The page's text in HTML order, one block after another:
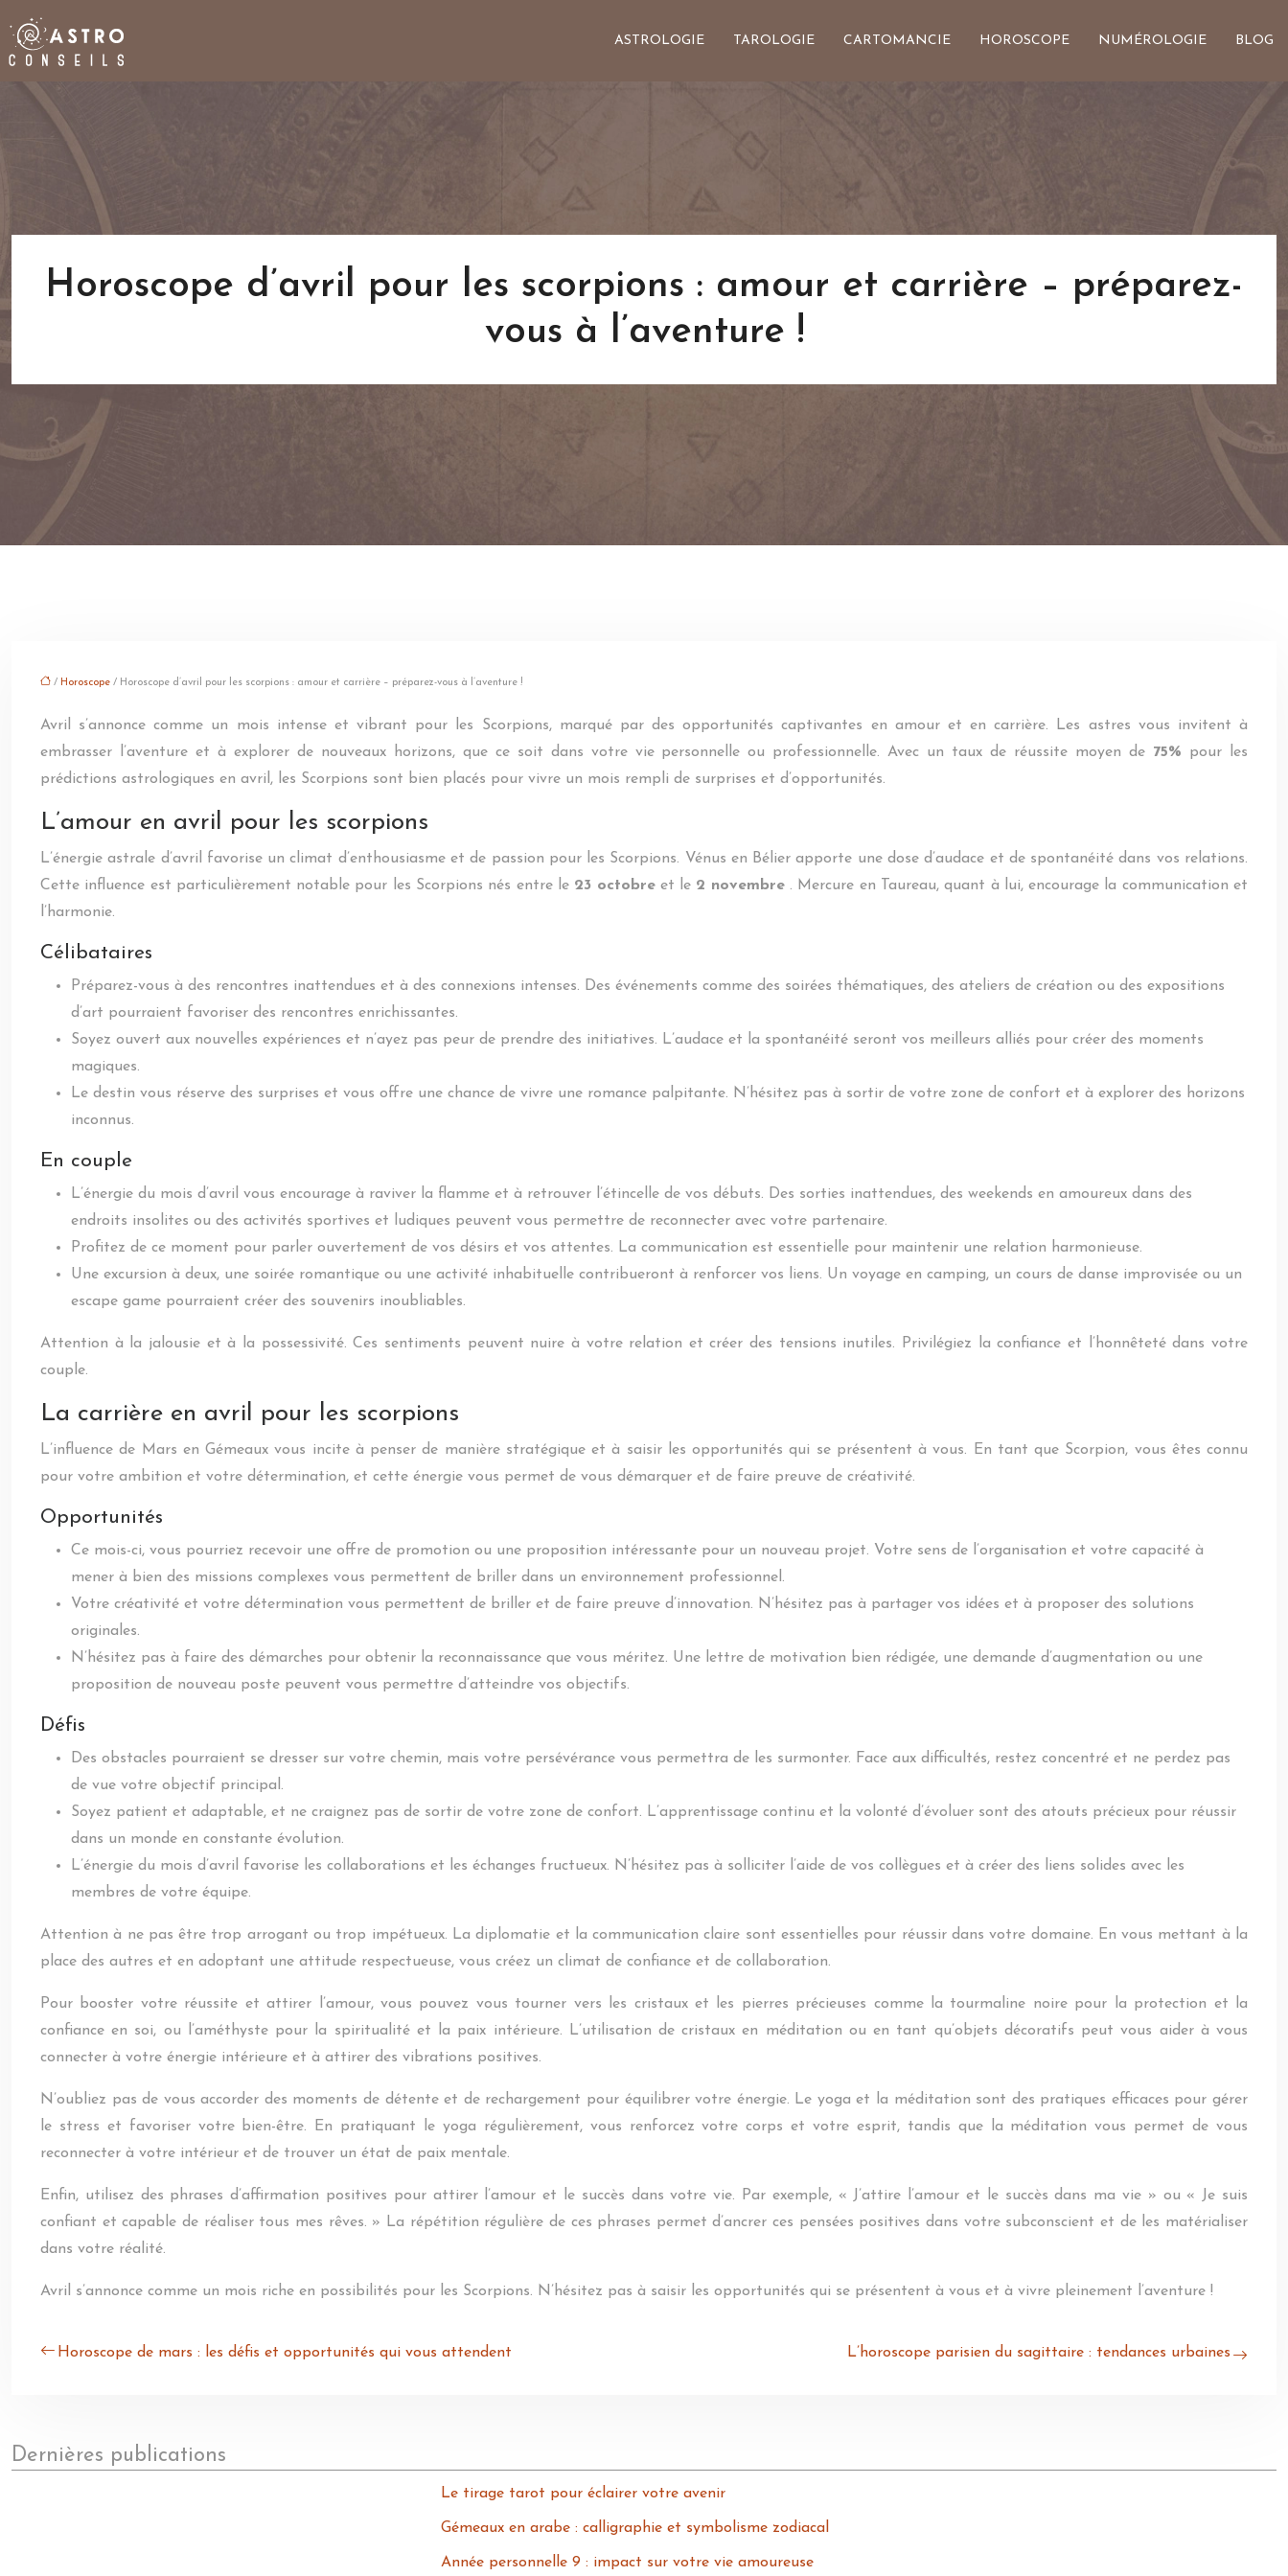
ASTROLOGIE TAROLOGIE CARTOMANCIE HOROSCOPE NUMÉROLOGIE BLOG
Horoscope d’avril pour les scorpions : amour et carrière – préparez-
vous à l’aventure !
/ Horoscope / Horoscope d’avril pour les scorpions : amour et carrière – préparez-vous à l’aventure !
Avril s’annonce comme un mois intense et vibrant pour les Scorpions, marqué par des opportunités captivantes en amour et en carrière. Les astres vous invitent à
embrasser l’aventure et à explorer de nouveaux horizons, que ce soit dans votre vie personnelle ou professionnelle. Avec un taux de réussite moyen de 75% pour les
prédictions astrologiques en avril, les Scorpions sont bien placés pour vivre un mois rempli de surprises et d’opportunités.
L’amour en avril pour les scorpions
L’énergie astrale d’avril favorise un climat d’enthousiasme et de passion pour les Scorpions. Vénus en Bélier apporte une dose d’audace et de spontanéité dans vos relations.
Cette influence est particulièrement notable pour les Scorpions nés entre le 23 octobre et le 2 novembre . Mercure en Taureau, quant à lui, encourage la communication et
l’harmonie.
Célibataires
Préparez-vous à des rencontres inattendues et à des connexions intenses. Des événements comme des soirées thématiques, des ateliers de création ou des expositions
d’art pourraient favoriser des rencontres enrichissantes.
Soyez ouvert aux nouvelles expériences et n’ayez pas peur de prendre des initiatives. L’audace et la spontanéité seront vos meilleurs alliés pour créer des moments
magiques.
Le destin vous réserve des surprises et vous offre une chance de vivre une romance palpitante. N’hésitez pas à sortir de votre zone de confort et à explorer des horizons
inconnus.
En couple
L’énergie du mois d’avril vous encourage à raviver la flamme et à retrouver l’étincelle de vos débuts. Des sorties inattendues, des weekends en amoureux dans des
endroits insolites ou des activités sportives et ludiques peuvent vous permettre de reconnecter avec votre partenaire.
Profitez de ce moment pour parler ouvertement de vos désirs et vos attentes. La communication est essentielle pour maintenir une relation harmonieuse.
Une excursion à deux, une soirée romantique ou une activité inhabituelle contribueront à renforcer vos liens. Un voyage en camping, un cours de danse improvisée ou un
escape game pourraient créer des souvenirs inoubliables.
Attention à la jalousie et à la possessivité. Ces sentiments peuvent nuire à votre relation et créer des tensions inutiles. Privilégiez la confiance et l’honnêteté dans votre
couple.
La carrière en avril pour les scorpions
L’influence de Mars en Gémeaux vous incite à penser de manière stratégique et à saisir les opportunités qui se présentent à vous. En tant que Scorpion, vous êtes connu
pour votre ambition et votre détermination, et cette énergie vous permet de vous démarquer et de faire preuve de créativité.
Opportunités
Ce mois-ci, vous pourriez recevoir une offre de promotion ou une proposition intéressante pour un nouveau projet. Votre sens de l’organisation et votre capacité à
mener à bien des missions complexes vous permettent de briller dans un environnement professionnel.
Votre créativité et votre détermination vous permettent de briller et de faire preuve d’innovation. N’hésitez pas à partager vos idées et à proposer des solutions
originales.
N’hésitez pas à faire des démarches pour obtenir la reconnaissance que vous méritez. Une lettre de motivation bien rédigée, une demande d’augmentation ou une
proposition de nouveau poste peuvent vous permettre d’atteindre vos objectifs.
Défis
Des obstacles pourraient se dresser sur votre chemin, mais votre persévérance vous permettra de les surmonter. Face aux difficultés, restez concentré et ne perdez pas
de vue votre objectif principal.
Soyez patient et adaptable, et ne craignez pas de sortir de votre zone de confort. L’apprentissage continu et la volonté d’évoluer sont des atouts précieux pour réussir
dans un monde en constante évolution.
L’énergie du mois d’avril favorise les collaborations et les échanges fructueux. N’hésitez pas à solliciter l’aide de vos collègues et à créer des liens solides avec les
membres de votre équipe.
Attention à ne pas être trop arrogant ou trop impétueux. La diplomatie et la communication claire sont essentielles pour réussir dans votre domaine. En vous mettant à la
place des autres et en adoptant une attitude respectueuse, vous créez un climat de confiance et de collaboration.
Pour booster votre réussite et attirer l’amour, vous pouvez vous tourner vers les cristaux et les pierres précieuses comme la tourmaline noire pour la protection et la
confiance en soi, ou l’améthyste pour la spiritualité et la paix intérieure. L’utilisation de cristaux en méditation ou en tant qu’objets décoratifs peut vous aider à vous
connecter à votre énergie intérieure et à attirer des vibrations positives.
N’oubliez pas de vous accorder des moments de détente et de rechargement pour équilibrer votre énergie. Le yoga et la méditation sont des pratiques efficaces pour gérer
le stress et favoriser votre bien-être. En pratiquant le yoga régulièrement, vous renforcez votre corps et votre esprit, tandis que la méditation vous permet de vous
reconnecter à votre intérieur et de trouver un état de paix mentale.
Enfin, utilisez des phrases d’affirmation positives pour attirer l’amour et le succès dans votre vie. Par exemple, « J’attire l’amour et le succès dans ma vie » ou « Je suis
confiant et capable de réaliser tous mes rêves. » La répétition régulière de ces phrases permet d’ancrer ces pensées positives dans votre subconscient et de les matérialiser
dans votre réalité.
Avril s’annonce comme un mois riche en possibilités pour les Scorpions. N’hésitez pas à saisir les opportunités qui se présentent à vous et à vivre pleinement l’aventure !
Horoscope de mars : les défis et opportunités qui vous attendent L’horoscope parisien du sagittaire : tendances urbaines
Dernières publications
Le tirage tarot pour éclairer votre avenir
Gémeaux en arabe : calligraphie et symbolisme zodiacal
Année personnelle 9 : impact sur votre vie amoureuse